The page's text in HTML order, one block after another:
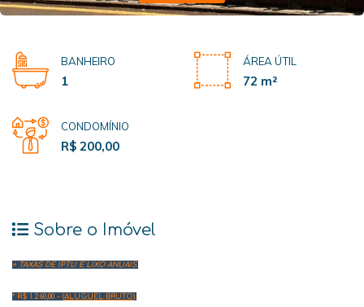
BANHEIRO
1
ÁREA ÚTIL
72 m²
CONDOMÍNIO
R$ 200,00
Sobre o Imóvel
+ TAXAS DE IPTU E LIXO ANUAIS.
* R$ 1.260,00 - (ALUGUEL BRUTO).